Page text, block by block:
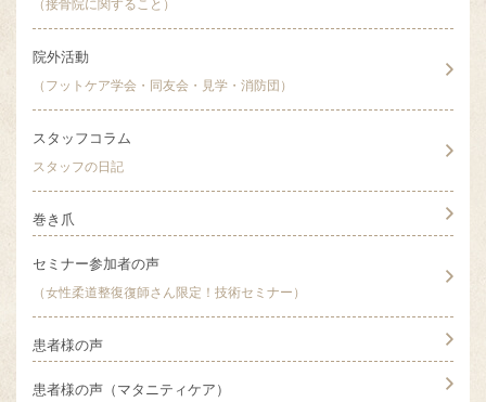
（接骨院に関すること）
院外活動
（フットケア学会・同友会・見学・消防団）
スタッフコラム
スタッフの日記
巻き爪
セミナー参加者の声
（女性柔道整復復師さん限定！技術セミナー）
患者様の声
患者様の声（マタニティケア）